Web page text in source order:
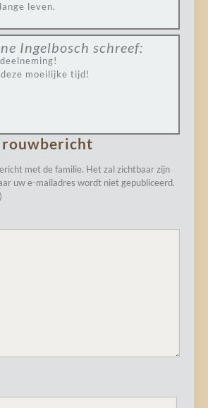
leven.
Ingelbosch schreef:
moeilijke tijd!
rouwbericht
met de familie. Het zal zichtbaar zijn
uw e-mailadres wordt niet gepubliceerd.